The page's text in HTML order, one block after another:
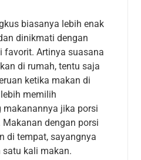
biasanya lebih enak
dinikmati dengan
favorit. Artinya suasana
di rumah, tentu saja
ketika makan di
memilih
jika porsi
dengan porsi
di tempat, sayangnya
kali makan.